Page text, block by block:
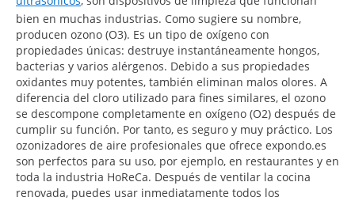
bien en muchas industrias. Como sugiere su nombre,
producen ozono (O3). Es un tipo de oxígeno con
propiedades únicas: destruye instantáneamente hongos,
bacterias y varios alérgenos. Debido a sus propiedades
oxidantes muy potentes, también eliminan malos olores. A
diferencia del cloro utilizado para fines similares, el ozono
se descompone completamente en oxígeno (O2) después de
cumplir su función. Por tanto, es seguro y muy práctico. Los
ozonizadores de aire profesionales que ofrece expondo.es
son perfectos para su uso, por ejemplo, en restaurantes y en
toda la industria HoReCa. Después de ventilar la cocina
renovada, puedes usar inmediatamente todos los